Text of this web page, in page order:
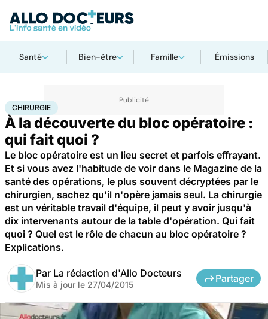
Santé Bien-être Famille Émissions
AccueilSanté Maladies
CHIRURGIE
À la découverte du bloc opératoire :
qui fait quoi ?
Le bloc opératoire est un lieu secret et parfois effrayant.
Et si vous avez l'habitude de voir dans le Magazine de la
santé des opérations, le plus souvent décryptées par le
chirurgien, sachez qu'il n'opère jamais seul. La chirurgie
est un véritable travail d'équipe, il peut y avoir jusqu'à
dix intervenants autour de la table d'opération. Qui fait
quoi ? Quel est le rôle de chacun au bloc opératoire ?
Explications.
Par La rédaction d'Allo Docteurs
Mis à jour le 27/04/2015
Partager